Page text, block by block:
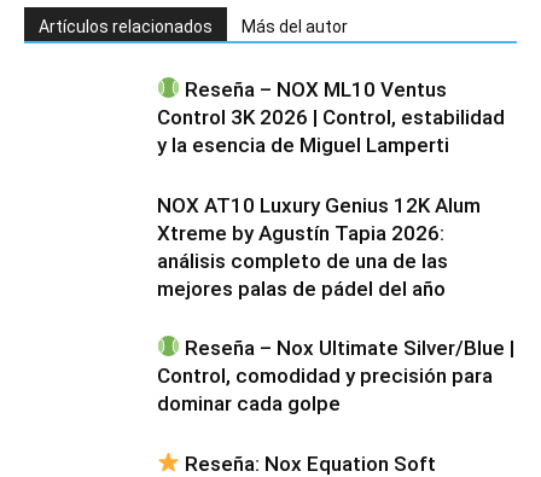
Artículos relacionados Más del autor
Reseña – NOX ML10 Ventus
Control 3K 2026 | Control, estabilidad
y la esencia de Miguel Lamperti
NOX AT10 Luxury Genius 12K Alum
Xtreme by Agustín Tapia 2026:
análisis completo de una de las
mejores palas de pádel del año
Reseña – Nox Ultimate Silver/Blue |
Control, comodidad y precisión para
dominar cada golpe
Reseña: Nox Equation Soft